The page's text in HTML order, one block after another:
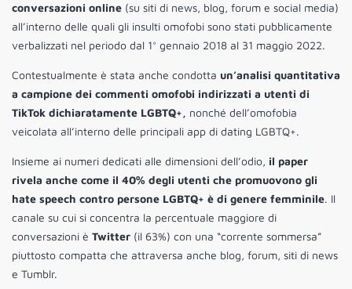
conversazioni online (su siti di news, blog, forum e social media)
all’interno delle quali gli insulti omofobi sono stati pubblicamente
verbalizzati nel periodo dal 1° gennaio 2018 al 31 maggio 2022.
Contestualmente è stata anche condotta un’analisi quantitativa
a campione dei commenti omofobi indirizzati a utenti di
TikTok dichiaratamente LGBTQ+, nonché dell’omofobia
veicolata all’interno delle principali app di dating LGBTQ+.
Insieme ai numeri dedicati alle dimensioni dell’odio, il paper
rivela anche come il 40% degli utenti che promuovono gli
hate speech contro persone LGBTQ+ è di genere femminile. Il
canale su cui si concentra la percentuale maggiore di
conversazioni è Twitter (il 63%) con una “corrente sommersa”
piuttosto compatta che attraversa anche blog, forum, siti di news
e Tumblr.